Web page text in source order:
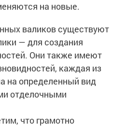
на новые.
валиков существуют
— для создания
Они также имеют
каждая из
на определенный вид
отделочными
что грамотно